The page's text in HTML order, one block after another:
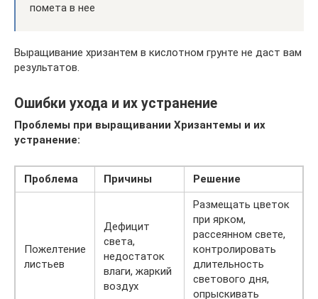
помета в нее
Выращивание хризантем в кислотном грунте не даст вам
результатов.
Ошибки ухода и их устранение
Проблемы при выращивании Хризантемы и их
устранение:
Проблема Причины Решение
Пожелтение
листьев
Дефицит
света,
недостаток
влаги, жаркий
воздух
Размещать цветок
при ярком,
рассеянном свете,
контролировать
длительность
светового дня,
опрыскивать